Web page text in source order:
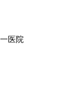
医院